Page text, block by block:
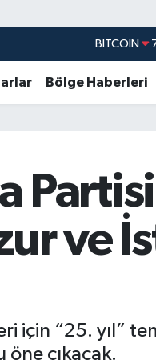
DOLAR
EURO
STERLİN
Bölge Haberleri
ve
için “25. yıl”
çıkacak.